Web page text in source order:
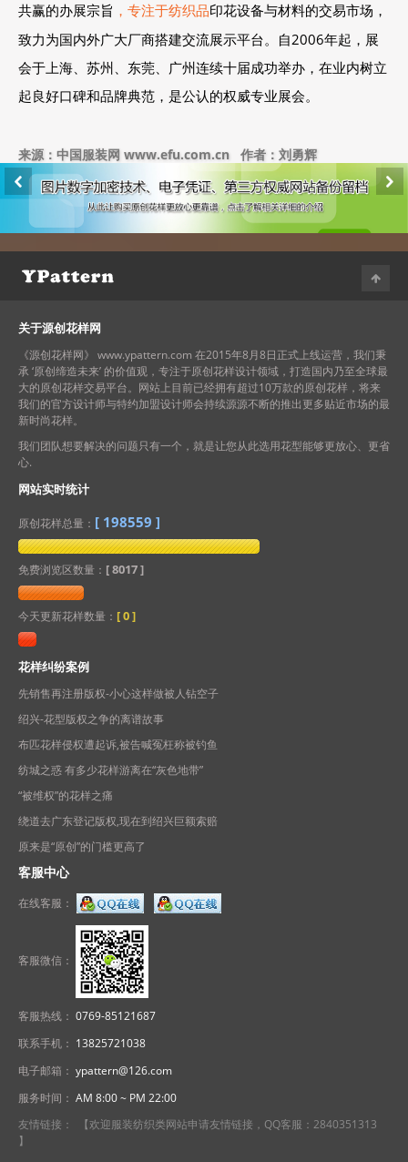
共赢的办展宗旨 ，专注于纺织品印花设备与材料的交易市场，
致力为国内外广大厂商搭建交流展示平台。自2006年起，展
会于上海、苏州、东莞、广州连续十届成功举办，在业内树立
起良好口碑和品牌典范，是公认的权威专业展会。
来源：中国服装网 www.efu.com.cn 作者：刘勇辉
关于源创花样网
《源创花样网》 www.ypattern.com 在2015年8月8日正式上线运营，我们秉
承 ‘原创缔造未来’ 的价值观，专注于原创花样设计领域，打造国内乃至全球最
大的原创花样交易平台。网站上目前已经拥有超过10万款的原创花样，将来
我们的官方设计师与特约加盟设计师会持续源源不断的推出更多贴近市场的最
新时尚花样。
我们团队想要解决的问题只有一个，就是让您从此选用花型能够更放心、更省
心.
网站实时统计
原创花样总量： [ 198559 ]
免费浏览区数量： [ 8017 ]
今天更新花样数量： [0]
花样纠纷案例
先销售再注册版权-小心这样做被人钻空子
绍兴-花型版权之争的离谱故事
布匹花样侵权遭起诉,被告喊冤枉称被钓鱼
纺城之惑 有多少花样游离在“灰色地带”
“被维权”的花样之痛
绕道去广东登记版权,现在到绍兴巨额索赔
原来是“原创”的门槛更高了
客服中心
在线客服：
客服微信：
客服热线： 0769-85121687
联系手机： 13825721038
电子邮箱： ypattern@126.com
服务时间： AM 8:00 ~ PM 22:00
友情链接： 【欢迎服装纺织类网站申请友情链接，QQ客服：2840351313
】